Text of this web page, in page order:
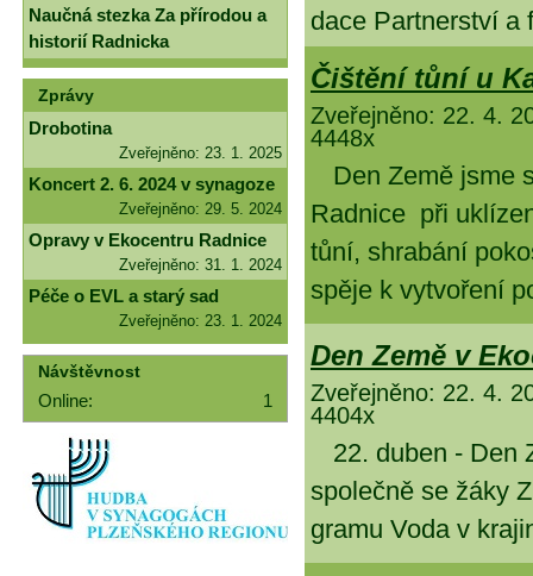
da­ce Part­ner­ství a
Čištění tůní u
Zveřejněno: 22. 4.
4448x
Den Ze­mě jsme
Rad­ni­ce při
tů­ní, shra­bá­ní
spě­je k vy­tvo­ře­ní
Den Země v
Zveřejněno: 22. 4.
4404x
22. du­ben - Den
spo­leč­ně se žá­ky
gra­mu Vo­da v
Naučná stezka Za přírodou a
historií Radnicka
Zprávy
Drobotina
Zveřejněno: 23. 1. 2025
Koncert 2. 6. 2024 v synagoze
Zveřejněno: 29. 5. 2024
Opravy v Ekocentru Radnice
Zveřejněno: 31. 1. 2024
Péče o EVL a starý sad
Zveřejněno: 23. 1. 2024
Návštěvnost
Online: 1